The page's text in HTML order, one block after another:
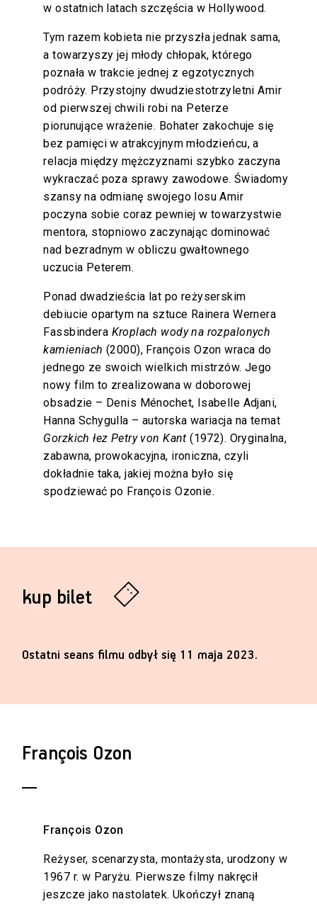
kup bilet
Ostatni seans filmu odbył się 11 maja 2023.
w ostatnich latach szczęścia w Hollywood.
Tym razem kobieta nie przyszła jednak sama,
a towarzyszy jej młody chłopak, którego
poznała w trakcie jednej z egzotycznych
podróży. Przystojny dwudziestotrzyletni Amir
od pierwszej chwili robi na Peterze
piorunujące wrażenie. Bohater zakochuje się
bez pamięci w atrakcyjnym młodzieńcu, a
relacja między mężczyznami szybko zaczyna
wykraczać poza sprawy zawodowe. Świadomy
szansy na odmianę swojego losu Amir
poczyna sobie coraz pewniej w towarzystwie
mentora, stopniowo zaczynając dominować
nad bezradnym w obliczu gwałtownego
uczucia Peterem.
Ponad dwadzieścia lat po reżyserskim
debiucie opartym na sztuce Rainera Wernera
Fassbindera Kroplach wody na rozpalonych
kamieniach (2000), François Ozon wraca do
jednego ze swoich wielkich mistrzów. Jego
nowy film to zrealizowana w doborowej
obsadzie – Denis Ménochet, Isabelle Adjani,
Hanna Schygulla – autorska wariacja na temat
Gorzkich łez Petry von Kant (1972). Oryginalna,
zabawna, prowokacyjna, ironiczna, czyli
dokładnie taka, jakiej można było się
spodziewać po François Ozonie.
François Ozon
François Ozon
Reżyser, scenarzysta, montażysta, urodzony w
1967 r. w Paryżu. Pierwsze filmy nakręcił
jeszcze jako nastolatek. Ukończył znaną